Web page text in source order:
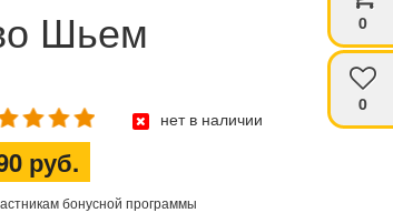
0
0
Шьем
нет в наличии
руб.
бонусной программы